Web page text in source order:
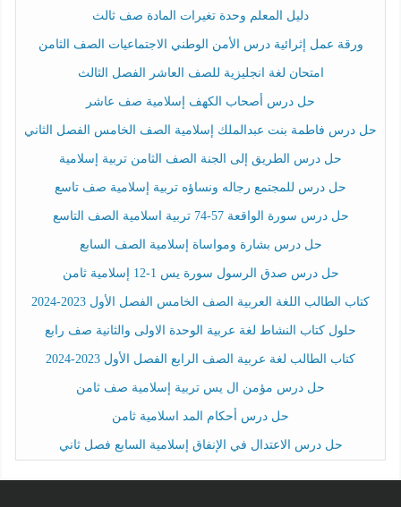
دليل المعلم وحدة تغيرات المادة صف ثالث
ورقة عمل إثرائية درس الأمن الوطني الاجتماعيات الصف الثامن
امتحان لغة انجليزية للصف العاشر الفصل الثالث
حل درس أصحاب الكهف إسلامية صف عاشر
حل درس فاطمة بنت عبدالملك إسلامية الصف الخامس الفصل الثاني
حل درس الطريق إلى الجنة الصف الثامن تربية إسلامية
حل درس للمجتمع رجاله ونساؤه تربية إسلامية صف تاسع
حل درس سورة الواقعة 57-74 تربية اسلامية الصف التاسع
حل درس بشارة ومواساة إسلامية الصف السابع
حل درس صدق الرسول سورة يس 1-12 إسلامية ثامن
كتاب الطالب اللغة العربية الصف الخامس الفصل الأول 2023-2024
حلول كتاب النشاط لغة عربية الوحدة الاولى والثانية صف رابع
كتاب الطالب لغة عربية الصف الرابع الفصل الأول 2023-2024
حل درس مؤمن ال يس تربية إسلامية صف ثامن
حل درس أحكام المد اسلامية ثامن
حل درس الاعتدال في الإنفاق إسلامية السابع فصل ثاني